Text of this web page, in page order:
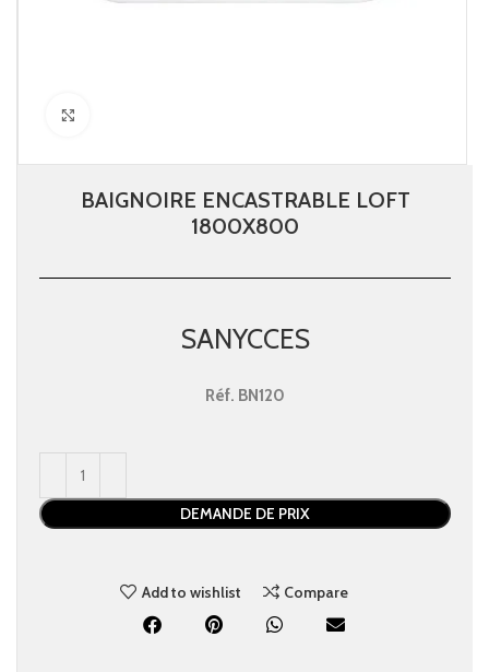
BAIGNOIRE ENCASTRABLE LOFT
1800X800
SANYCCES
Réf. BN120
DEMANDE DE PRIX
Add to wishlist Compare